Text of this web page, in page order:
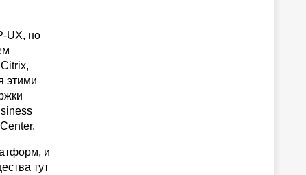
UX, но
этими
и
тут